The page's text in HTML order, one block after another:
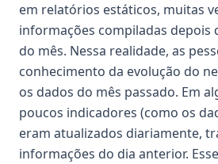
em relatórios estáticos, muitas
informações compiladas depois
do mês. Nessa realidade, as
conhecimento da evolução do
os dados do mês passado. Em
poucos indicadores (como os
eram atualizados diariamente,
informações do dia anterior.